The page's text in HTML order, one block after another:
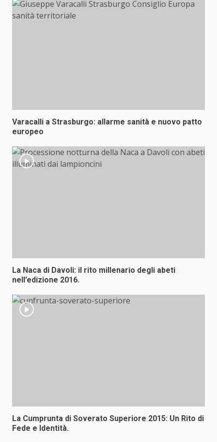
Varacalli a Strasburgo: allarme sanità e nuovo patto
europeo
La Naca di Davoli: il rito millenario degli abeti
nell’edizione 2016.
La Cumprunta di Soverato Superiore 2015: Un Rito di
Fede e Identità.